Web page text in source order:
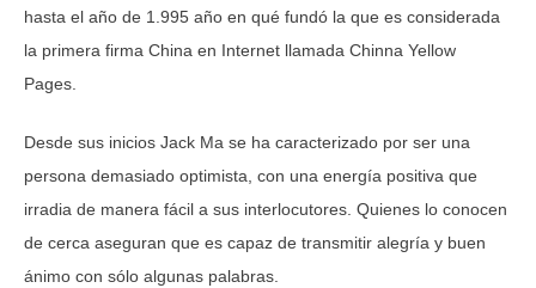
hasta el año de 1.995 año en qué fundó la que es considerada
la primera firma China en Internet llamada Chinna Yellow
Pages.
Desde sus inicios Jack Ma se ha caracterizado por ser una
persona demasiado optimista, con una energía positiva que
irradia de manera fácil a sus interlocutores. Quienes lo conocen
de cerca aseguran que es capaz de transmitir alegría y buen
ánimo con sólo algunas palabras.